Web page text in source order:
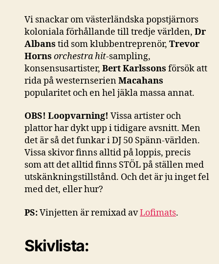
Vi snackar om västerländska popstjärnors
koloniala förhållande till tredje världen, Dr
Albans tid som klubbentreprenör, Trevor
Horns orchestra hit-sampling,
konsensusartister, Bert Karlssons försök att
rida på westernserienMacahans
popularitet och en hel jäkla massa annat.
OBS! Loopvarning! Vissa artister och
plattor har dykt upp i tidigare avsnitt. Men
det är så det funkar i DJ 50 Spänn-världen.
Vissa skivor finns alltid på loppis, precis
som att det alltid finns STÖL på ställen med
utskänkningstillstånd. Och det är ju inget fel
med det, eller hur?
PS:Vinjetten är remixad avLofimats.
Skivlista: